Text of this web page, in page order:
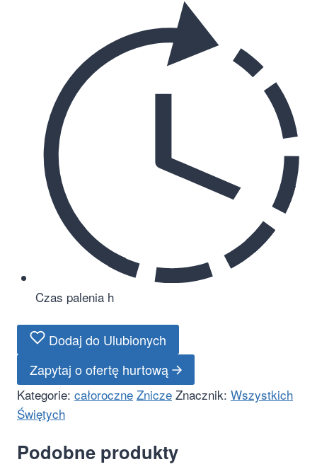
Czas paleniah
Dodaj do Ulubionych
Zapytaj o ofertę hurtową
Kategorie: całoroczne Znicze Znacznik: Wszystkich
Świętych
Podobne produkty